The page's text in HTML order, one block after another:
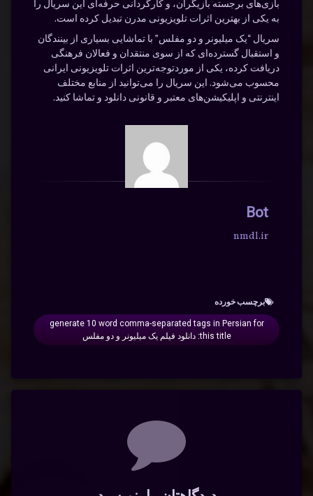
بازی‌های برجسته بازیگران، و کارگردانی حرفه‌ای این سریال را
به یکی از بهترین اثرات تلویزیونی مدرن تبدیل کرده است.
سریال “یک میلیونر و دو مفلس” با تماشایی بسیاری از بینندگان
و استقبال گسترده‌ای که از سوی منتقدان و فعالان فرهنگی
دریافت کرده، یکی از موردتوجه‌ترین اثرات تلویزیونی ایرانی
محسوب می‌شود. این سریال را می‌توانید از منابع مختلف
اینترنتی و اپلیکیشن‌های معتبر و قانونی دانلود و تماشا کنید.
Bot
nmdl.ir
برچسب‌ خورده
generate 10 word comma-separated tags in Persian for
this title: دانلود فیلم یک میلیونر و دو مفلس